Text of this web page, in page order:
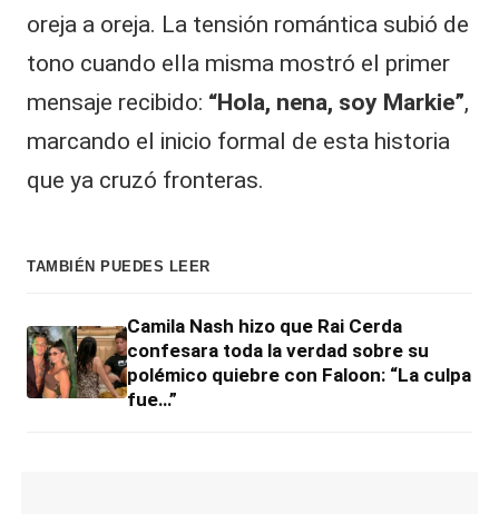
oreja a oreja. La tensión romántica subió de
tono cuando ella misma mostró el primer
mensaje recibido: “Hola, nena, soy Markie”,
marcando el inicio formal de esta historia
que ya cruzó fronteras.
TAMBIÉN PUEDES LEER
Camila Nash hizo que Rai Cerda
confesara toda la verdad sobre su
polémico quiebre con Faloon: “La culpa
fue…”